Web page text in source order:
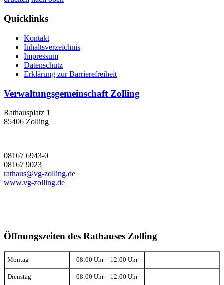
Quicklinks
Kontakt
Inhaltsverzeichnis
Impressum
Datenschutz
Erklärung zur Barrierefreiheit
Verwaltungsgemeinschaft Zolling
Rathausplatz 1
85406 Zolling
08167 6943-0
08167 9023
rathaus@vg-zolling.de
www.vg-zolling.de
Öffnungszeiten des Rathauses Zolling
Montag 08:00 Uhr – 12:00 Uhr
Dienstag 08:00 Uhr – 12:00 Uhr